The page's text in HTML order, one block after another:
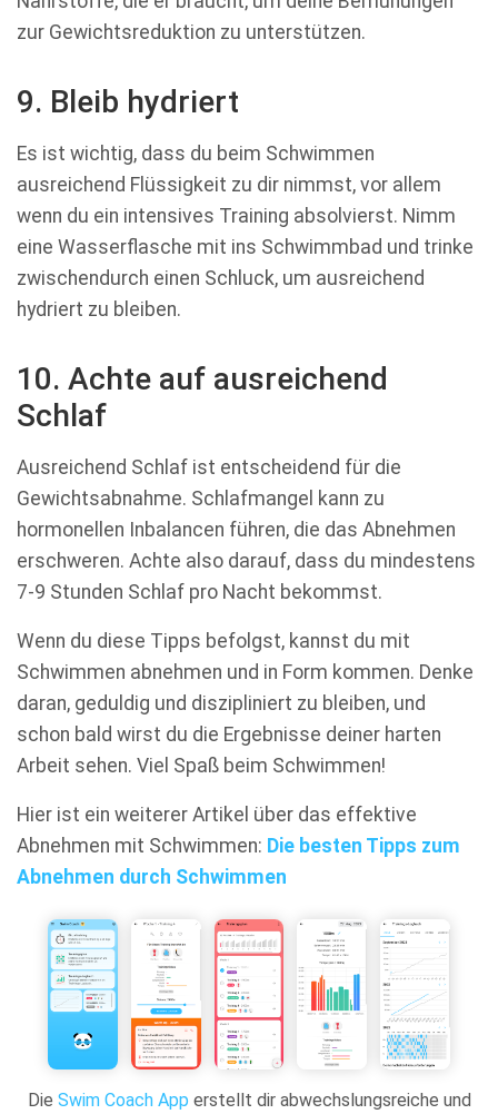
zur Gewichtsreduktion zu unterstützen.
9. Bleib hydriert
Es ist wichtig, dass du beim Schwimmen
ausreichend Flüssigkeit zu dir nimmst, vor allem
wenn du ein intensives Training absolvierst. Nimm
eine Wasserflasche mit ins Schwimmbad und trinke
zwischendurch einen Schluck, um ausreichend
hydriert zu bleiben.
10. Achte auf ausreichend
Schlaf
Ausreichend Schlaf ist entscheidend für die
Gewichtsabnahme. Schlafmangel kann zu
hormonellen Inbalancen führen, die das Abnehmen
erschweren. Achte also darauf, dass du mindestens
7-9 Stunden Schlaf pro Nacht bekommst.
Wenn du diese Tipps befolgst, kannst du mit
Schwimmen abnehmen und in Form kommen. Denke
daran, geduldig und diszipliniert zu bleiben, und
schon bald wirst du die Ergebnisse deiner harten
Arbeit sehen. Viel Spaß beim Schwimmen!
Hier ist ein weiterer Artikel über das effektive
Abnehmen mit Schwimmen: Die besten Tipps zum
Abnehmen durch Schwimmen
Die Swim Coach App erstellt dir abwechslungsreiche und